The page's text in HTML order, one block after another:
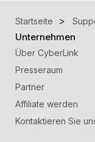
Startseite
Unternehmen
Über CyberLink
Presseraum
Partner
Affiliate werden
Kontaktieren Sie